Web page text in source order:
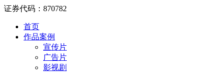
证券代码：870782
首页
作品案例
宣传片
广告片
影视剧